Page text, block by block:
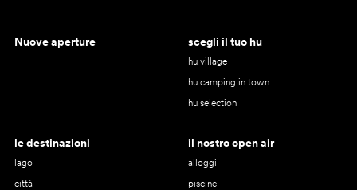
Nuove aperture scegli il tuo hu
hu village
hu camping in town
hu selection
le destinazioni
lago
città
il nostro open air
alloggi
piscine